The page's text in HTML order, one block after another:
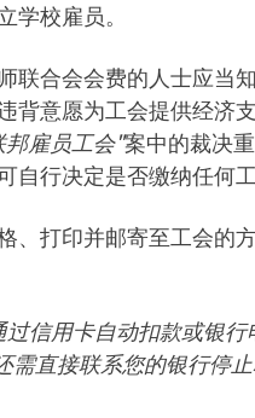
学校雇员。
联合会会费的人士应当
背意愿为工会提供经济
邦雇员工会"案中的裁决
自行决定是否缴纳任何
、打印并邮寄至工会的
信用卡自动扣款或银
需直接联系您的银行停止